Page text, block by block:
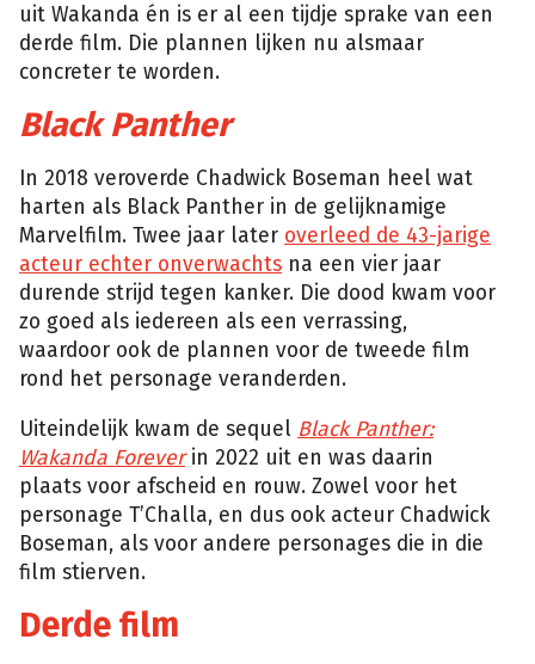
uit Wakanda én is er al een tijdje sprake van een
derde film. Die plannen lijken nu alsmaar
concreter te worden.
Black Panther
In 2018 veroverde Chadwick Boseman heel wat
harten als Black Panther in de gelijknamige
Marvelfilm. Twee jaar later overleed de 43-jarige
acteur echter onverwachts na een vier jaar
durende strijd tegen kanker. Die dood kwam voor
zo goed als iedereen als een verrassing,
waardoor ook de plannen voor de tweede film
rond het personage veranderden.
Uiteindelijk kwam de sequel Black Panther:
Wakanda Foreverin 2022 uit en was daarin
plaats voor afscheid en rouw. Zowel voor het
personage T’Challa, en dus ook acteur Chadwick
Boseman, als voor andere personages die in die
film stierven.
Derde film